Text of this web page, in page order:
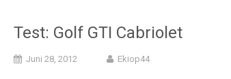
Test: Golf GTI Cabriolet
Juni 28, 2012 Ekiop44